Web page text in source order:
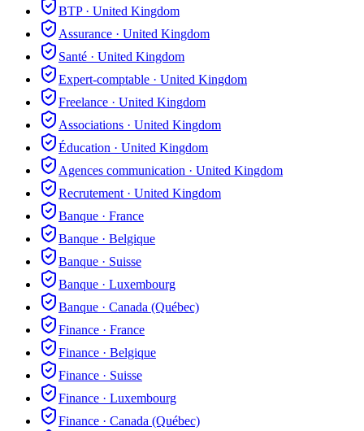
BTP· United Kingdom
Assurance · United Kingdom
Santé · United Kingdom
Expert-comptable · United Kingdom
Freelance · United Kingdom
Associations · United Kingdom
Éducation · United Kingdom
Agences communication · United Kingdom
Recrutement · United Kingdom
Banque · France
Banque · Belgique
Banque · Suisse
Banque · Luxembourg
Banque · Canada (Québec)
Finance · France
Finance · Belgique
Finance · Suisse
Finance · Luxembourg
Finance · Canada (Québec)